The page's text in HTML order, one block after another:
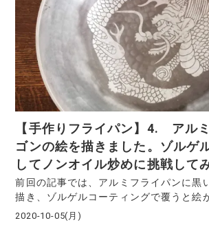
【手作りフライパン】4. アル
ゴンの絵を描きました。ゾルゲ
してノンオイル炒めに挑戦して
前回の記事では、アルミフライパンに黒
描き、ゾルゲルコーティングで覆うと絵
2020-10-05(月)